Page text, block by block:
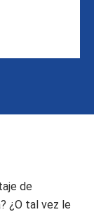
de
¿O tal vez le